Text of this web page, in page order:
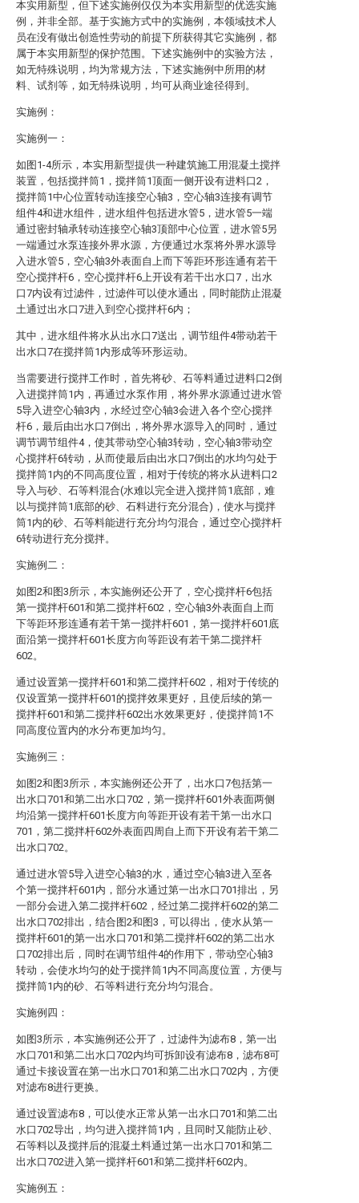
本实用新型，但下述实施例仅仅为本实用新型的优选实施
例，并非全部。基于实施方式中的实施例，本领域技术人
员在没有做出创造性劳动的前提下所获得其它实施例，都
属于本实用新型的保护范围。下述实施例中的实验方法，
如无特殊说明，均为常规方法，下述实施例中所用的材
料、试剂等，如无特殊说明，均可从商业途径得到。
实施例：
实施例一：
如图1-4所示，本实用新型提供一种建筑施工用混凝土搅拌
装置，包括搅拌筒1，搅拌筒1顶面一侧开设有进料口2，
搅拌筒1中心位置转动连接空心轴3，空心轴3连接有调节
组件4和进水组件，进水组件包括进水管5，进水管5一端
通过密封轴承转动连接空心轴3顶部中心位置，进水管5另
一端通过水泵连接外界水源，方便通过水泵将外界水源导
入进水管5，空心轴3外表面自上而下等距环形连通有若干
空心搅拌杆6，空心搅拌杆6上开设有若干出水口7，出水
口7内设有过滤件，过滤件可以使水通出，同时能防止混凝
土通过出水口7进入到空心搅拌杆6内；
其中，进水组件将水从出水口7送出，调节组件4带动若干
出水口7在搅拌筒1内形成等环形运动。
当需要进行搅拌工作时，首先将砂、石等料通过进料口2倒
入进搅拌筒1内，再通过水泵作用，将外界水源通过进水管
5导入进空心轴3内，水经过空心轴3会进入各个空心搅拌
杆6，最后由出水口7倒出，将外界水源导入的同时，通过
调节调节组件4，使其带动空心轴3转动，空心轴3带动空
心搅拌杆6转动，从而使最后由出水口7倒出的水均匀处于
搅拌筒1内的不同高度位置，相对于传统的将水从进料口2
导入与砂、石等料混合(水难以完全进入搅拌筒1底部，难
以与搅拌筒1底部的砂、石料进行充分混合)，使水与搅拌
筒1内的砂、石等料能进行充分均匀混合，通过空心搅拌杆
6转动进行充分搅拌。
实施例二：
如图2和图3所示，本实施例还公开了，空心搅拌杆6包括
第一搅拌杆601和第二搅拌杆602，空心轴3外表面自上而
下等距环形连通有若干第一搅拌杆601，第一搅拌杆601底
面沿第一搅拌杆601长度方向等距设有若干第二搅拌杆
602。
通过设置第一搅拌杆601和第二搅拌杆602，相对于传统的
仅设置第一搅拌杆601的搅拌效果更好，且使后续的第一
搅拌杆601和第二搅拌杆602出水效果更好，使搅拌筒1不
同高度位置内的水分布更加均匀。
实施例三：
如图2和图3所示，本实施例还公开了，出水口7包括第一
出水口701和第二出水口702，第一搅拌杆601外表面两侧
均沿第一搅拌杆601长度方向等距开设有若干第一出水口
701，第二搅拌杆602外表面四周自上而下开设有若干第二
出水口702。
通过进水管5导入进空心轴3的水，通过空心轴3进入至各
个第一搅拌杆601内，部分水通过第一出水口701排出，另
一部分会进入第二搅拌杆602，经过第二搅拌杆602的第二
出水口702排出，结合图2和图3，可以得出，使水从第一
搅拌杆601的第一出水口701和第二搅拌杆602的第二出水
口702排出后，同时在调节组件4的作用下，带动空心轴3
转动，会使水均匀的处于搅拌筒1内不同高度位置，方便与
搅拌筒1内的砂、石等料进行充分均匀混合。
实施例四：
如图3所示，本实施例还公开了，过滤件为滤布8，第一出
水口701和第二出水口702内均可拆卸设有滤布8，滤布8可
通过卡接设置在第一出水口701和第二出水口702内，方便
对滤布8进行更换。
通过设置滤布8，可以使水正常从第一出水口701和第二出
水口702导出，均匀进入搅拌筒1内，且同时又能防止砂、
石等料以及搅拌后的混凝土料通过第一出水口701和第二
出水口702进入第一搅拌杆601和第二搅拌杆602内。
实施例五：